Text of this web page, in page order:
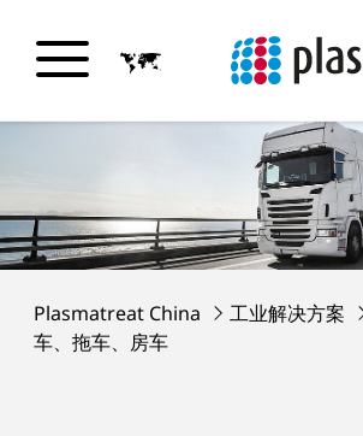
Plasmatreat China 工业解决方案
车、拖车、房车